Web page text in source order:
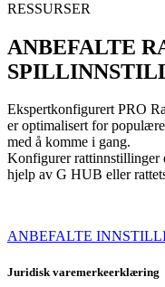
RESSURSER
ANBEFALTE
Ekspertkonfigurert PRO
er optimalisert for
med å komme i gang.
Konfigurer
hjelp av G HUB eller
ANBEFALTE
Juridisk varemerkeerklæring